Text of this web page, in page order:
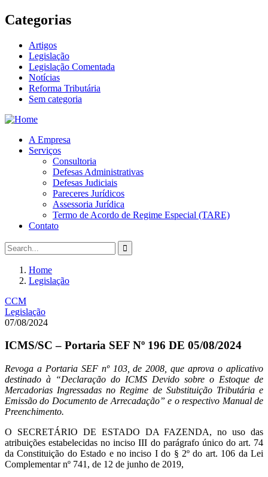
Categorias
Artigos
Legislação
Legislação Comentada
Notícias
Reforma Tributária
Sem categoria
A Empresa
Serviços
Consultoria
Defesas Administrativas
Defesas Judiciais
Pareceres Jurídicos
Assessoria Jurídica
Termo de Acordo de Regime Especial (TARE)
Contato
Home
Legislação
CCM
Legislação
07/08/2024
ICMS/SC – Portaria SEF Nº 196 DE 05/08/2024
Revoga a Portaria SEF nº 103, de 2008, que aprova o aplicativo
destinado à “Declaração do ICMS Devido sobre o Estoque de
Mercadorias Ingressadas no Regime de Substituição Tributária e
Emissão do Documento de Arrecadação” e o respectivo Manual de
Preenchimento.
O SECRETÁRIO DE ESTADO DA FAZENDA, no uso das
atribuições estabelecidas no inciso III do parágrafo único do art. 74
da Constituição do Estado e no inciso I do § 2º do art. 106 da Lei
Complementar nº 741, de 12 de junho de 2019,